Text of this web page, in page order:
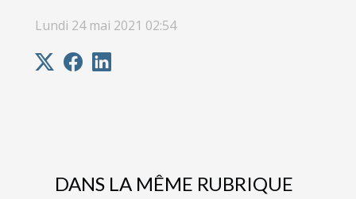
DANS LA MÊME RUBRIQUE
Lundi 24 mai 2021 02:54